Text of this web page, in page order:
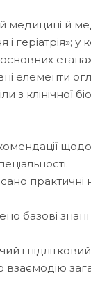
медицині й
і геріатрія»;
етапах
елементи
практичні
базові
і
взаємодію